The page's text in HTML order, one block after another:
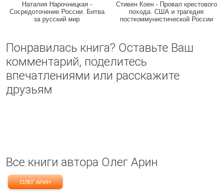
Наталия Нарочницкая -
Сосредоточение России. Битва
за русский мир
Стивен Коен - Провал крестового
похода. США и трагедия
посткоммунистической России
Понравилась книга? Оставьте Ваш
комментарий, поделитесь
впечатлениями или расскажите
друзьям
Все книги автора Олег Арин
ОЛЕГ АРИН